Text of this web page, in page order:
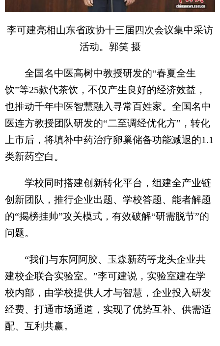
李可建亮相山东省政协十三届四次会议集中采访
活动。郭笑 摄
全国名中医高树中教授研发的“春夏全生
饮”等25款代茶饮，不仅产生良好的经济效益，
也推动千年中医智慧融入寻常百姓家。全国名中
医连方教授团队研发的“二至调经优化方”，转化
上市后，将填补中药治疗卵巢储备功能减退的1.1
类新药空白。
学校同时搭建创新转化平台，组建全产业链
创新团队，推行企业出题、学校答题、能者解题
的“揭榜挂帅”攻关模式，有效破解“研需脱节”的
问题。
“我们与东阿阿胶、玉森新药等龙头企业共
建校企联合实验室。”李可建说，实验室建在学
校内部，由学校提供人才与智慧，企业投入研发
经费、打通市场通道，实现了优势互补、供需适
配、互利共赢。